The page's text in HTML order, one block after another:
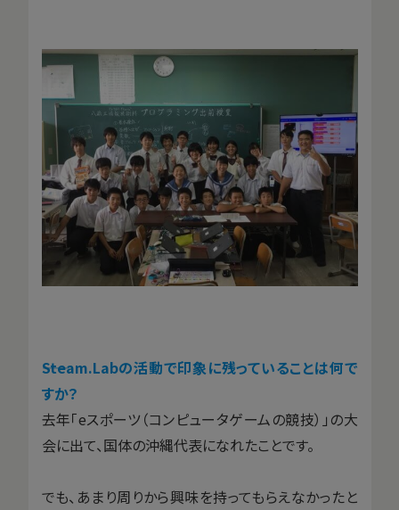
――Steam.Labの活動で印象に残っていることは何で
すか？
去年「eスポーツ（コンピュータゲームの競技）」の大
会に出て、国体の沖縄代表になれたことです。
でも、あまり周りから興味を持ってもらえなかったと